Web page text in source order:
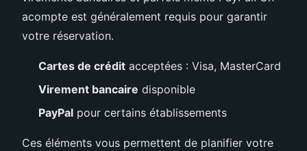
acompte est généralement requis pour garantir
votre réservation.
Cartes de crédit acceptées : Visa, MasterCard
Virement bancaire disponible
PayPal pour certains établissements
Ces éléments vous permettent de planifier votre